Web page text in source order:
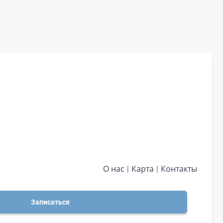
О нас Карта Контакты
Записаться